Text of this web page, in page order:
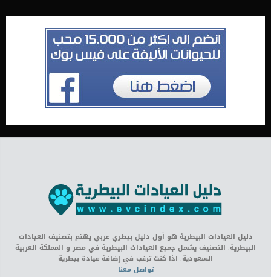
دليل العيادات البيطرية هو أول دليل بيطري عربي يهتم بتصنيف العيادات
البيطرية. التصنيف يشمل جميع العيادات البيطرية في مصر و المملكة العربية
السعودية. اذا كنت ترغب في إضافة عيادة بيطرية
تواصل معنا